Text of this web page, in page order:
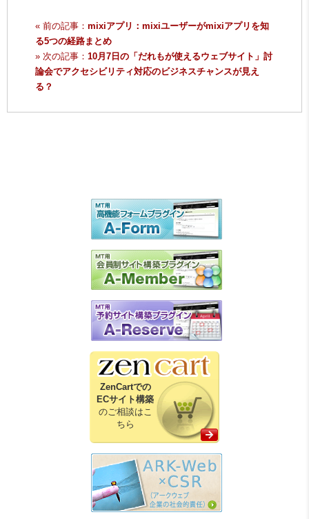
« 前の記事： mixiアプリ：mixiユーザーがmixiアプリを知
る5つの経路まとめ
» 次の記事： 10月7日の「だれもが使えるウェブサイト」討
論会でアクセシビリティ対応のビジネスチャンスが見え
る？
ZenCartでの
ECサイト構築
のご相談はこ
ちら